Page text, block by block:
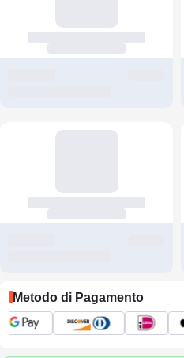
Metodo di Pagamento